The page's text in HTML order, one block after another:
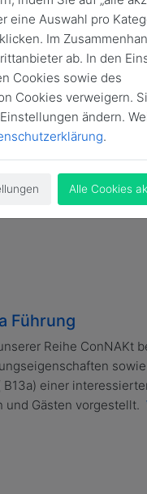
News
am
und Vorfreude war
am 13.9.2025 im neu
die 43 Teilnehmer
Führung
Reihe ConNAKt
B13a) einer
und Gästen vorgestellt.
eine Auswahl pro
Im
ab. In den
Cookies sowie des
Cookies verweigern.
ändern.
.
Alle Cookies